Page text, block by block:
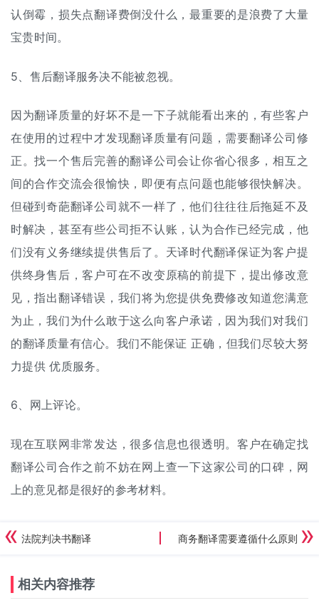
认倒霉，损失点翻译费倒没什么，最重要的是浪费了大量
宝贵时间。
5、售后翻译服务决不能被忽视。
因为翻译质量的好坏不是一下子就能看出来的，有些客户
在使用的过程中才发现翻译质量有问题，需要翻译公司修
正。找一个售后完善的翻译公司会让你省心很多，相互之
间的合作交流会很愉快，即便有点问题也能够很快解决。
但碰到奇葩翻译公司就不一样了，他们往往往后拖延不及
时解决，甚至有些公司拒不认账，认为合作已经完成，他
们没有义务继续提供售后了。天译时代翻译保证为客户提
供终身售后，客户可在不改变原稿的前提下，提出修改意
见，指出翻译错误，我们将为您提供免费修改知道您满意
为止，我们为什么敢于这么向客户承诺，因为我们对我们
的翻译质量有信心。我们不能保证 正确，但我们尽较大努
力提供 优质服务。
6、网上评论。
现在互联网非常发达，很多信息也很透明。客户在确定找
翻译公司合作之前不妨在网上查一下这家公司的口碑，网
上的意见都是很好的参考材料。
法院判决书翻译 商务翻译需要遵循什么原则
相关内容推荐